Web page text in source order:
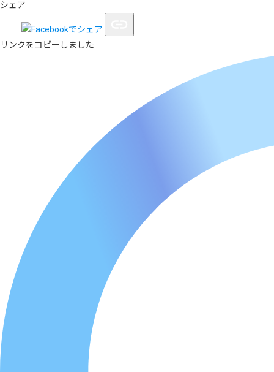
シェア
リンクをコピーしました